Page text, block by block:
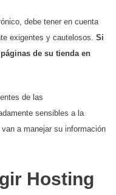
debe tener en cuenta
exigentes y cautelosos. Si
de su tienda en
de las
sensibles a la
a manejar su información
Hosting